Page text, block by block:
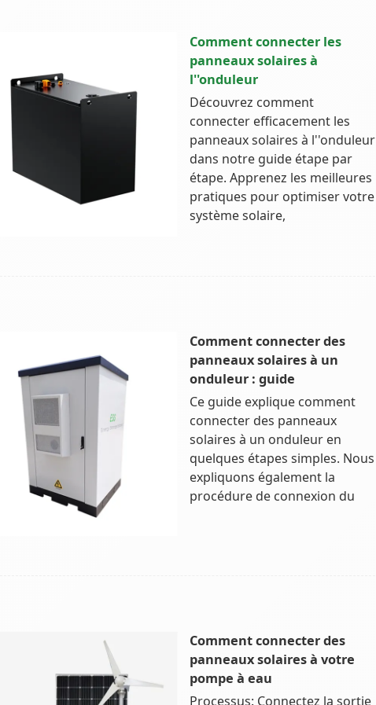
Comment connecter les
panneaux solaires à
l''onduleur
Découvrez comment
connecter efficacement les
panneaux solaires à l''onduleur
dans notre guide étape par
étape. Apprenez les meilleures
pratiques pour optimiser votre
système solaire,
Comment connecter des
panneaux solaires à un
onduleur : guide
Ce guide explique comment
connecter des panneaux
solaires à un onduleur en
quelques étapes simples. Nous
expliquons également la
procédure de connexion du
Comment connecter des
panneaux solaires à votre
pompe à eau
Processus: Connectez la sortie